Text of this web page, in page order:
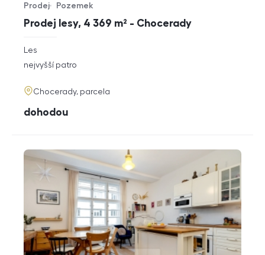
Prodej lesy, 4 369 m² - Chocerady
Typ nabídky
Prodej
Typ nemovitosti
Pozemek
rozměry
dispozice
Les
funkce
nejvyšší patro
adresa
Chocerady, parcela
cena
dohodou